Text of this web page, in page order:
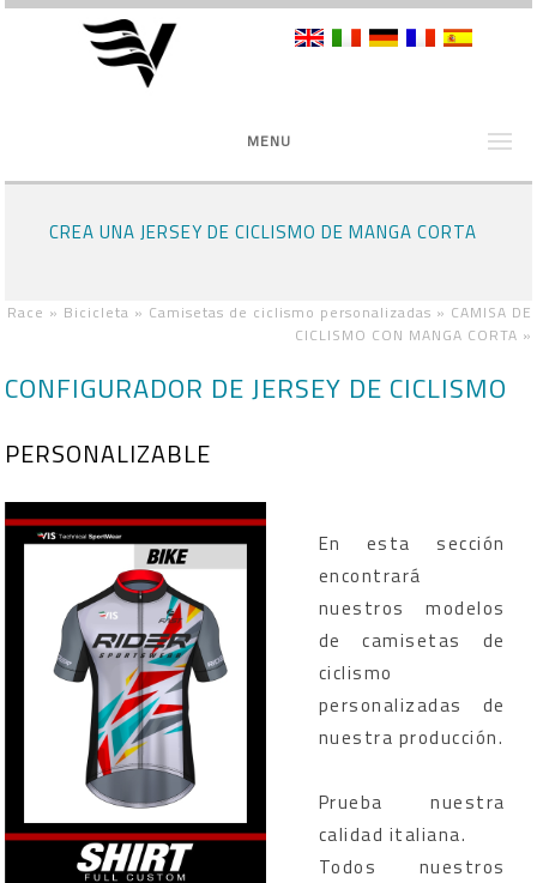
MENU
CREA UNA JERSEY DE CICLISMO DE MANGA CORTA
Race » Bicicleta » Camisetas de ciclismo personalizadas » CAMISA DE
CICLISMO CON MANGA CORTA »
CONFIGURADOR DE JERSEY DE CICLISMO
PERSONALIZABLE
En esta sección
encontrará
nuestros modelos
de camisetas de
ciclismo
personalizadas de
nuestra producción.
Prueba nuestra
calidad italiana.
Todos nuestros